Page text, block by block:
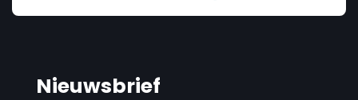
Nieuwsbrief